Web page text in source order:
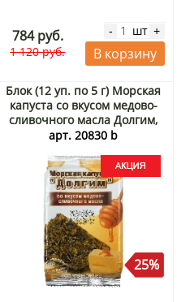
784 руб.
1 120 руб.
- шт +
В корзину
Блок (12 уп. по 5 г) Морская
капуста со вкусом медово-
сливочного масла Долгим,
Корея, 5 г х 12 шт. Акция
арт. 20830 b
25%